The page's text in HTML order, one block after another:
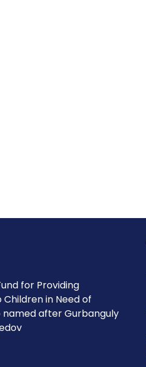
for Providing
in Need of
named after Gurbanguly